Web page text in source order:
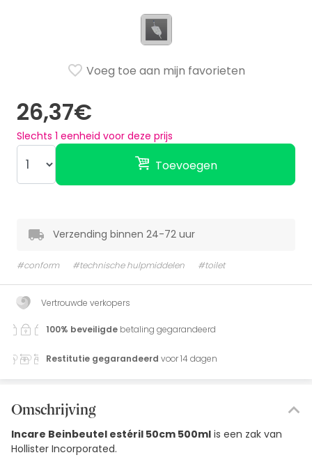
26,37€
Slechts 1 eenheid voor deze prijs
Toevoegen
Voeg toe aan mijn favorieten
Verzending binnen 24-72 uur
#conform #technische hulpmiddelen #toilet
Vertrouwde verkopers
100% beveiligde betaling gegarandeerd
Restitutie gegarandeerd voor 14 dagen
Omschrijving
Incare Beinbeutel estéril 50cm 500ml is een zak van
Hollister Incorporated.